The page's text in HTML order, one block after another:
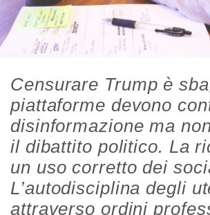
Censurare Trump è
piattaforme devono
disinformazione ma
il dibattito politico. La
un uso corretto dei
L’autodisciplina degli
attraverso ordini